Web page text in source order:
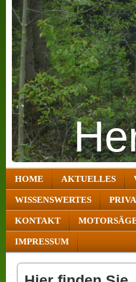
HOME AKTUELLES
WISSENSWERTES
KONTAKT
IMPRESSUM